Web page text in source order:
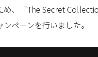
め、『The Secret
ペーンを行いました。